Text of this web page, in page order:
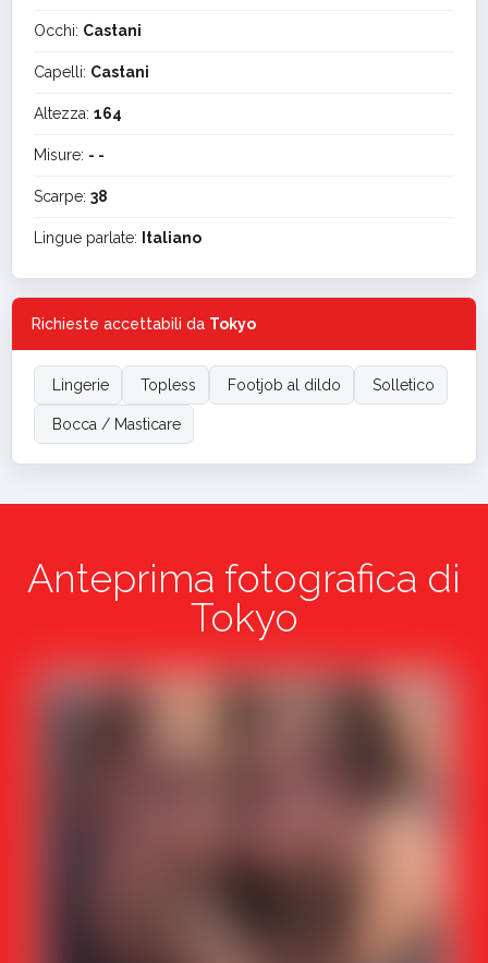
Occhi: Castani
Capelli: Castani
Altezza: 164
Misure: - -
Scarpe: 38
Lingue parlate: Italiano
Richieste accettabili da Tokyo
Lingerie Topless Footjob al dildo Solletico
Bocca / Masticare
Anteprima fotografica di
Tokyo